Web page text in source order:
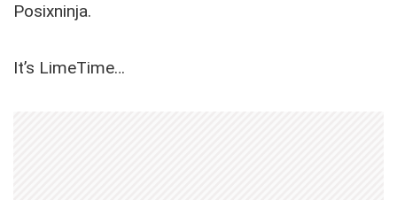
Posixninja.
It’s LimeTime…